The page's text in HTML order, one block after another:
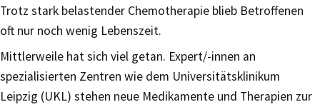
Trotz stark belastender Chemotherapie blieb Betroffenen
oft nur noch wenig Lebenszeit.
Mittlerweile hat sich viel getan. Expert/-innen an
spezialisierten Zentren wie dem Universitätsklinikum
Leipzig (UKL) stehen neue Medikamente und Therapien zur